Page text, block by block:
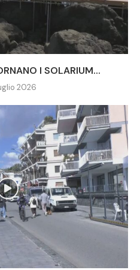
I SOLARIUM...
2026